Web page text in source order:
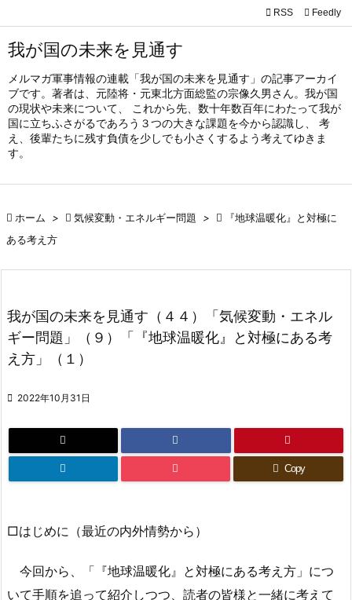
我が国の未来を見通す
メルマガ軍事情報の連載「我が国の未来を見通す」の記事アーカイ
ブです。著者は、元陸将・元東北方面総監の宗像久男さん。我が国
の現状や未来について、 これから先、数十年数百年にわたって我が
国に立ちふさがるであろう３つの大きな課題を今から認識し、 考
え、後輩たちに残す負債を少しでも小さくするよう考えてゆきま
す。

サイド

前へ
検索
 RSS Feedly
 ホーム >  気候変動・エネルギー問題 > 
『地球温暖化』と対極に
ある考え方
我が国の未来を見通す（４４）「気候変動・エネル
ギー問題」（９）「『地球温暖化』と対極にある考
え方」（１）
 2022年10月31日
Copy
□はじめに（最近の内外情勢から）
今回から、「『地球温暖化』と対極にある考え方」につ
いて手順を追って紹介しつつ、読者の皆様と一緒に考えて